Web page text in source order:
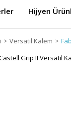
Hijyen
Versatil Kalem